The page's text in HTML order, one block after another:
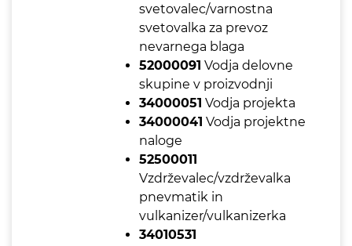
svetovalec/varnostna
svetovalka za prevoz
nevarnega blaga
52000091 Vodja delovne
skupine v proizvodnji
34000051 Vodja projekta
34000041 Vodja projektne
naloge
52500011
Vzdrževalec/vzdrževalka
pnevmatik in
vulkanizer/vulkanizerka
34010531